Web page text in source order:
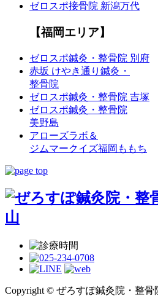
ゼロスポ接骨院 新潟万代
【福岡エリア】
ゼロスポ鍼灸・整骨院 別府
赤坂 けやき通り鍼灸・
整骨院
ゼロスポ鍼灸・整骨院 吉塚
ゼロスポ鍼灸・整骨院
美野島
アローズラボ＆
ジムマークイズ福岡ももち
Copyright © ぜろすぽ鍼灸院・整骨